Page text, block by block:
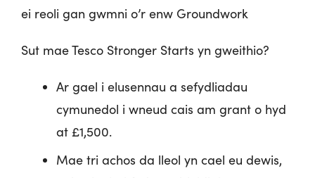
ei reoli gan gwmni o’r enw Groundwork
Sut mae Tesco Stronger Starts yn gweithio?
Ar gael i elusennau a sefydliadau
cymunedol i wneud cais am grant o hyd
at £1,500.
Mae tri achos da lleol yn cael eu dewis,